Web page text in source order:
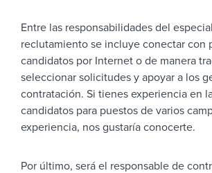
Entre las responsabilidades del
reclutamiento se incluye conectar con
candidatos por Internet o de manera
seleccionar solicitudes y apoyar a los
contratación. Si tienes experiencia en
candidatos para puestos de varios
experiencia, nos gustaría conocerte.
Por último, será el responsable de